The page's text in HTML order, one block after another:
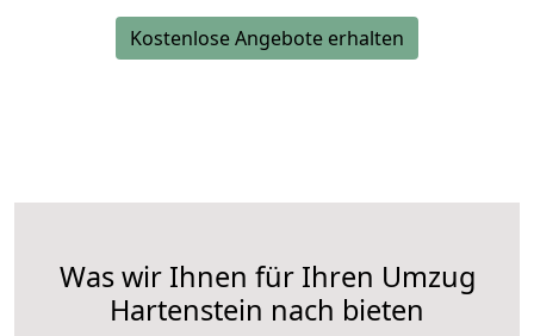
Kostenlose Angebote erhalten
Was wir Ihnen für Ihren Umzug
Hartenstein nach bieten